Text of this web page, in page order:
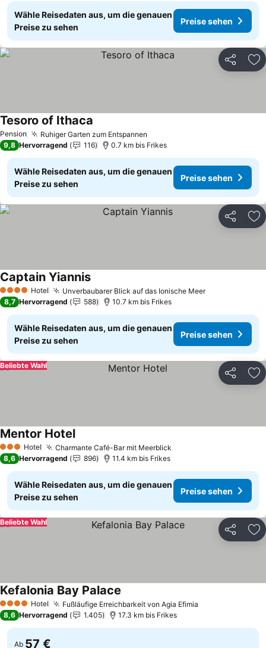
Wähle Reisedaten aus, um die genauen
Preise zu sehen
Preise sehen
Teilen
Pension Ruhiger Garten zum Entspannen
Tesoro of Ithaca
9,8 Hervorragend 116 0.7 km bis Frikes
Wähle Reisedaten aus, um die genauen
Preise zu sehen
Preise sehen
Teilen
4 Sterne Hotel Unverbaubarer Blick auf das Ionische Meer
Captain Yiannis
8,7 Hervorragend 588 10.7 km bis Frikes
Wähle Reisedaten aus, um die genauen
Preise zu sehen
Preise sehen
Teilen
Beliebte Wahl
3 SterneHotel Charmante Café-Bar mit Meerblick
Mentor Hotel
8,6 Hervorragend 896 11.4 km bis Frikes
Wähle Reisedaten aus, um die genauen
Preise zu sehen
Preise sehen
Teilen
Beliebte Wahl
4 Sterne Hotel Fußläufige Erreichbarkeit von Agia Efimia
Kefalonia Bay Palace
8,6 Hervorragend 1.405 17.3 km bis Frikes
Ab 57 €